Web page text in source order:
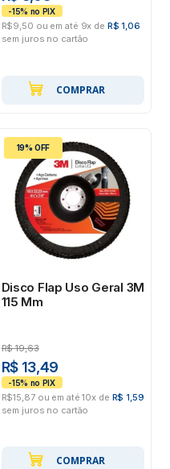
R$9,50 ou em até 9x de R$ 1,06
sem juros no cartão
COMPRAR
19% OFF
Disco Flap Uso Geral 3M
115 Mm
R$ 19,63
R$ 13,49
R$15,87 ou em até 10x de R$ 1,59
sem juros no cartão
COMPRAR